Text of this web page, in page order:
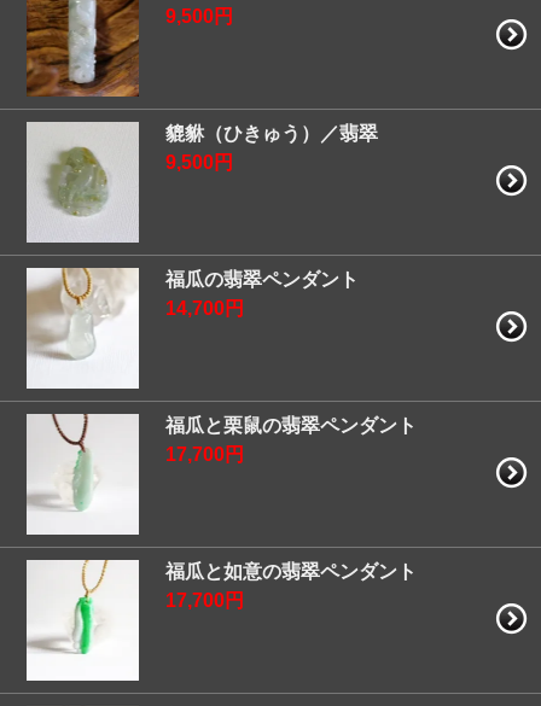
9,500円
貔貅（ひきゅう）／翡翠
9,500円
福瓜の翡翠ペンダント
14,700円
福瓜と栗鼠の翡翠ペンダント
17,700円
福瓜と如意の翡翠ペンダント
17,700円